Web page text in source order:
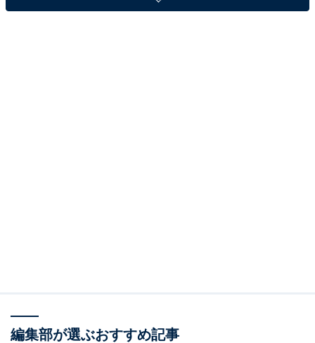
A post shared by Koichi Domoto (@koichi.domoto_kd_51)
編集部が選ぶおすすめ記事